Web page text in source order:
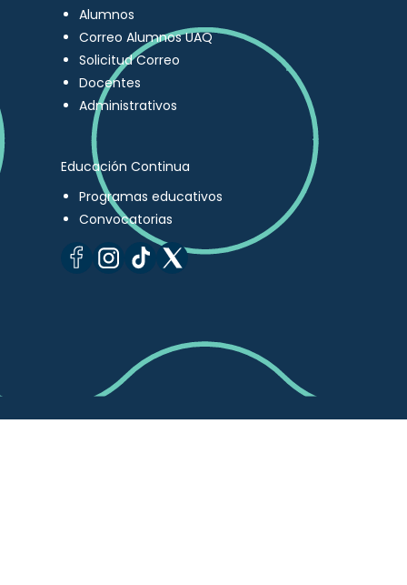
Alumnos
Correo Alumnos UAQ
Solicitud Correo
Docentes
Administrativos
Educación Continua
Programas educativos
Convocatorias